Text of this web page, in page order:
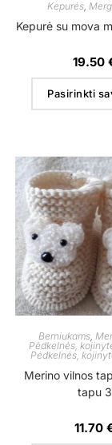
Kepurės,
Kepurė su mova
19.50
Pasirinkti
Berniukams
Pėdkelnės,
Pėdkelnės,
Merino vilnos
tapu 3
11.70